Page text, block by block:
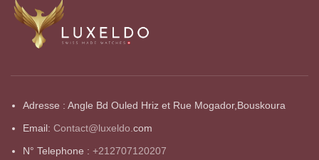
Adresse : Angle Bd Ouled Hriz et Rue Mogador,Bouskoura
Email: Contact@luxeldo. com
N° Telephone : +212707120207